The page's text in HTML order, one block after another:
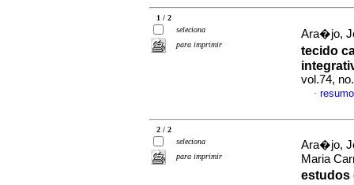
1 / 2
seleciona
para imprimir
Ara�jo,
tecido
vol.74,
·
2 / 2
seleciona
para imprimir
Ara�jo,
Maria
estudos